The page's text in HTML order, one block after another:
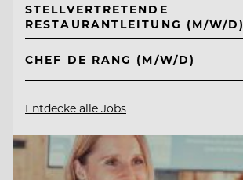
STELLVERTRETENDE
RESTAURANTLEITUNG (M/W/D)
CHEF DE RANG (M/W/D)
Entdecke alle Jobs